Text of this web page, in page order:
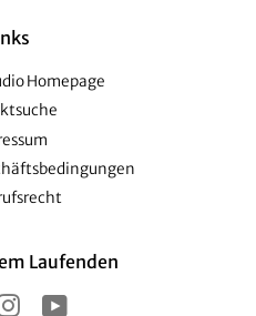
Homepage
Laufenden
Instagram